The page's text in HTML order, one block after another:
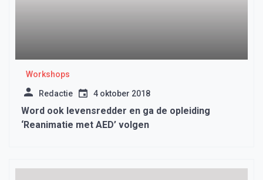
Workshops
Redactie 4 oktober 2018
Word ook levensredder en ga de opleiding
‘Reanimatie met AED’ volgen